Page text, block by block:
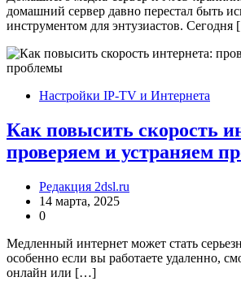
домашний сервер давно перестал быть
инструментом для энтузиастов.
Настройки IP-TV и Интернета
Как повысить скорость
проверяем и устраняем
Редакция 2dsl.ru
14 марта, 2025
0
Медленный интернет может стать
особенно если вы работаете удаленно,
онлайн или […]